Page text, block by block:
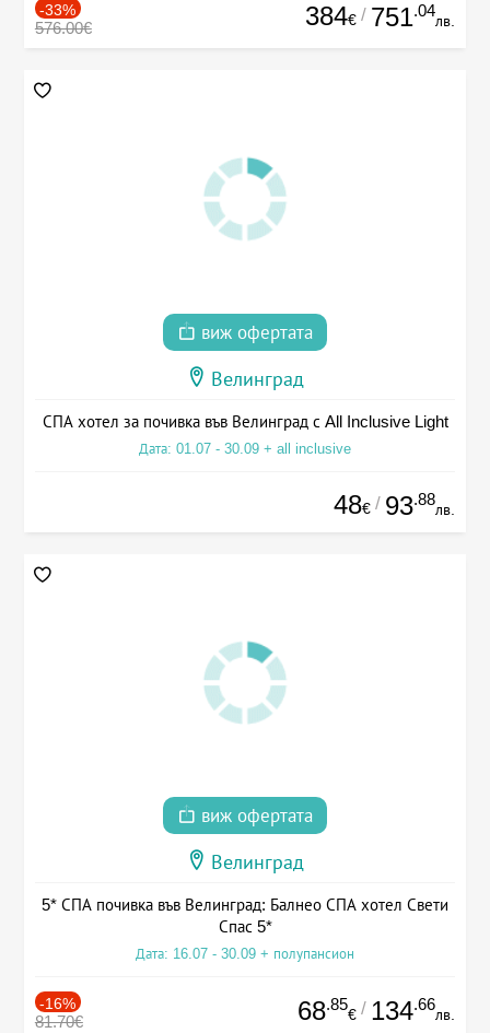
-33%
576.00€ 384€ / 751.04
лв.
виж офертата
Велинград
СПА хотел за почивка във Велинград с All Inclusive Light
Дата: 01.07 - 30.09 + all inclusive
48€ / 93.88
лв.
виж офертата
Велинград
5* СПА почивка във Велинград: Балнео СПА хотел Свети
Спас 5*
Дата: 16.07 - 30.09 + полупансион
-16%
81.70€ 68.85
€ / 134.66
лв.